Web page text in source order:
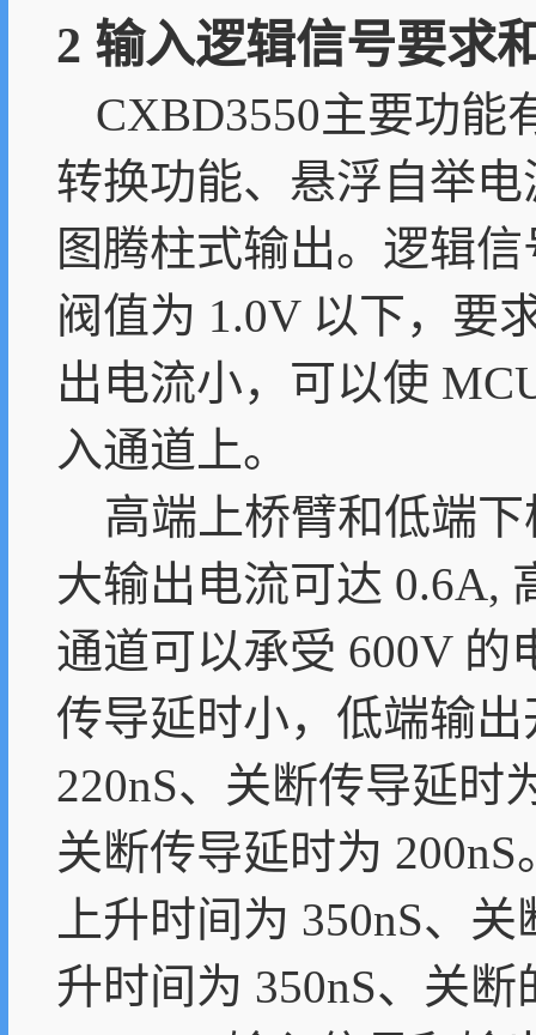
2 输入逻辑信号要求
CXBD3550主要功能
转换功能、悬浮自举
图腾柱式输出。逻辑
阀值为 1.0V 以下，要
出电流小，可以使
入通道上。
高端上桥臂和低端下
大输出电流可达 0.6A,
通道可以承受 600V
传导延时小，低端输
220nS、关断传导延时
关断传导延时为
上升时间为 350nS、
升时间为 350nS、关